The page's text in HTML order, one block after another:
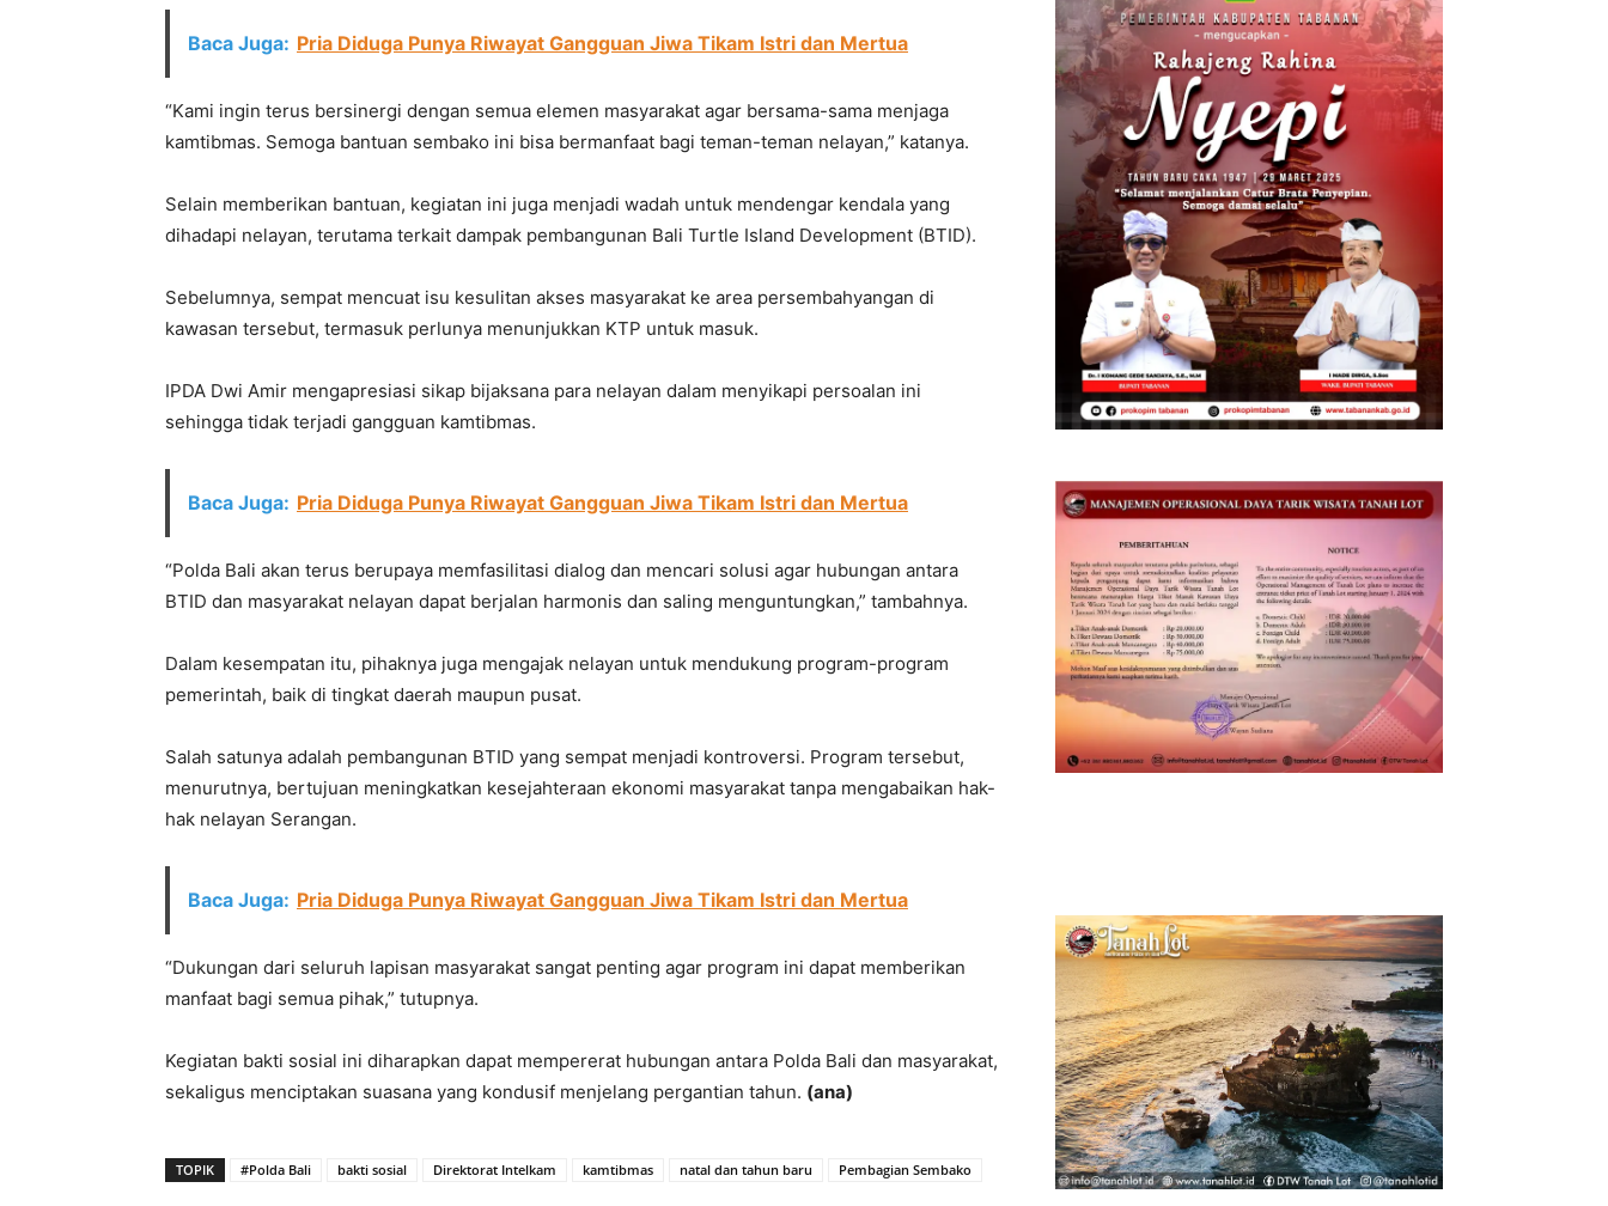
Baca Juga: Pria Diduga Punya Riwayat Gangguan Jiwa Tikam Istri dan Mertua
“Kami ingin terus bersinergi dengan semua elemen masyarakat agar bersama-sama menjaga
kamtibmas. Semoga bantuan sembako ini bisa bermanfaat bagi teman-teman nelayan,” katanya.
Selain memberikan bantuan, kegiatan ini juga menjadi wadah untuk mendengar kendala yang
dihadapi nelayan, terutama terkait dampak pembangunan Bali Turtle Island Development (BTID).
Sebelumnya, sempat mencuat isu kesulitan akses masyarakat ke area persembahyangan di
kawasan tersebut, termasuk perlunya menunjukkan KTP untuk masuk.
IPDA Dwi Amir mengapresiasi sikap bijaksana para nelayan dalam menyikapi persoalan ini
sehingga tidak terjadi gangguan kamtibmas.
Baca Juga: Pria Diduga Punya Riwayat Gangguan Jiwa Tikam Istri dan Mertua
“Polda Bali akan terus berupaya memfasilitasi dialog dan mencari solusi agar hubungan antara
BTID dan masyarakat nelayan dapat berjalan harmonis dan saling menguntungkan,” tambahnya.
Dalam kesempatan itu, pihaknya juga mengajak nelayan untuk mendukung program-program
pemerintah, baik di tingkat daerah maupun pusat.
Salah satunya adalah pembangunan BTID yang sempat menjadi kontroversi. Program tersebut,
menurutnya, bertujuan meningkatkan kesejahteraan ekonomi masyarakat tanpa mengabaikan hak-
hak nelayan Serangan.
Baca Juga: Pria Diduga Punya Riwayat Gangguan Jiwa Tikam Istri dan Mertua
“Dukungan dari seluruh lapisan masyarakat sangat penting agar program ini dapat memberikan
manfaat bagi semua pihak,” tutupnya.
Kegiatan bakti sosial ini diharapkan dapat mempererat hubungan antara Polda Bali dan masyarakat,
sekaligus menciptakan suasana yang kondusif menjelang pergantian tahun. (ana)
TOPIK #Polda Bali bakti sosial Direktorat Intelkam kamtibmas natal dan tahun baru Pembagian Sembako